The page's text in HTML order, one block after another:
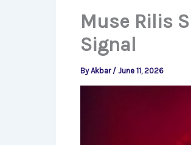
Muse Rilis
Signal
ByAkbar / June 11, 2026